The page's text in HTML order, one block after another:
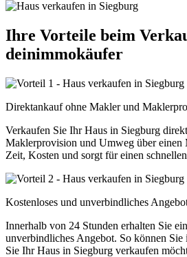
Ihre Vorteile beim
deinimmokäufer
Direktankauf ohne Makler und
Verkaufen Sie Ihr Haus in Siegburg
Maklerprovision und Umweg über einen
Zeit, Kosten und sorgt für einen
Kostenloses und unverbindliches
Innerhalb von 24 Stunden erhalten Sie
unverbindliches Angebot. So können Sie
Sie Ihr Haus in Siegburg verkaufen